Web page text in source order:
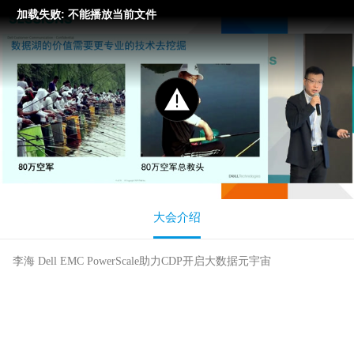
加载失败: 不能播放当前文件
大会介绍
李海 Dell EMC PowerScale助力CDP开启大数据元宇宙